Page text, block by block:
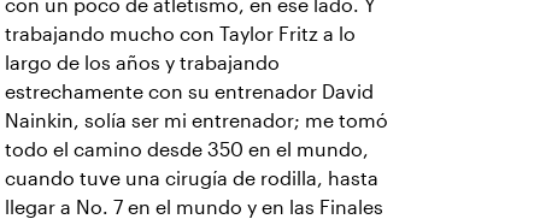
con un poco de atletismo, en ese lado. Y
trabajando mucho con Taylor Fritz a lo
largo de los años y trabajando
estrechamente con su entrenador David
Nainkin, solía ser mi entrenador; me tomó
todo el camino desde 350 en el mundo,
cuando tuve una cirugía de rodilla, hasta
llegar a No. 7 en el mundo y en las Finales